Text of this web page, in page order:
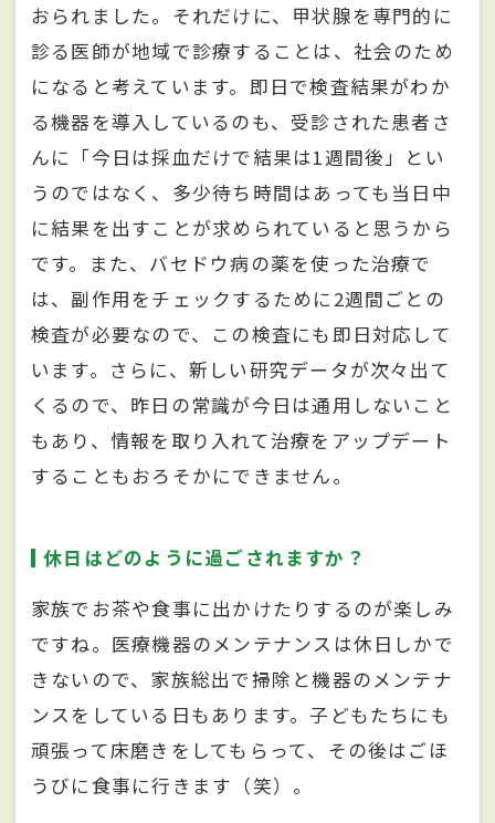
おられました。それだけに、甲状腺を専門的に
診る医師が地域で診療することは、社会のため
になると考えています。即日で検査結果がわか
る機器を導入しているのも、受診された患者さ
んに「今日は採血だけで結果は1週間後」とい
うのではなく、多少待ち時間はあっても当日中
に結果を出すことが求められていると思うから
です。また、バセドウ病の薬を使った治療で
は、副作用をチェックするために2週間ごとの
検査が必要なので、この検査にも即日対応して
います。さらに、新しい研究データが次々出て
くるので、昨日の常識が今日は通用しないこと
もあり、情報を取り入れて治療をアップデート
することもおろそかにできません。
休日はどのように過ごされますか？
家族でお茶や食事に出かけたりするのが楽しみ
ですね。医療機器のメンテナンスは休日しかで
きないので、家族総出で掃除と機器のメンテナ
ンスをしている日もあります。子どもたちにも
頑張って床磨きをしてもらって、その後はごほ
うびに食事に行きます（笑）。